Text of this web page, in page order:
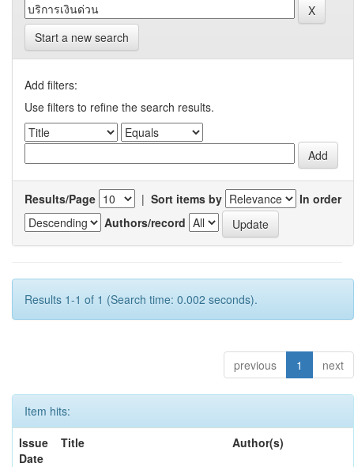
Start a new search
Add filters:
Use filters to refine the search results.
Results/Page | Sort items by
In order
Authors/record
Results 1-1 of 1 (Search time: 0.002 seconds).
previous 1 next
Item hits:
Issue
Date
Title Author(s)